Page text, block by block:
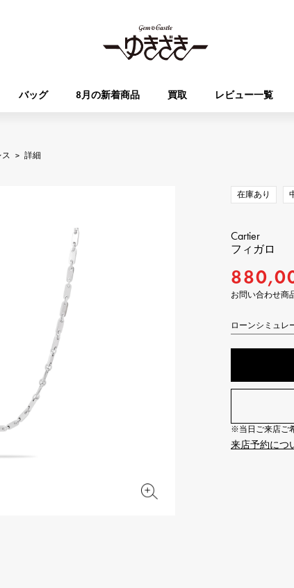
バッグ 8月の新着商品 買取 レビュー一覧
HUBLOT
RICHARD MILLE
リシャール・ミル
VACHERON
ヴァシュロン・コンス
JAEGER LE COULTRE
ジャガー・ルクルト
CHANEL
シャネル
BVLGARI
ブルガリ
ZENITH
VINTAGE WATCH
ヴィンテージウォッチ
すべての時計ブランドを見る
ALPHA putite
アルファプティ
TwinPinky
ツインピンキー
ANGLER
YUKIZAKI BACHIKAN
ゆきざき バチカン
USED NOMBRE
オリジナルジュエリー一覧へ
オータクロア
ス > 詳細
在庫あり
Cartier
フィガロ
お問い合わせ商
ローンシミュレ
※当日ご来店ご
来店予約につ